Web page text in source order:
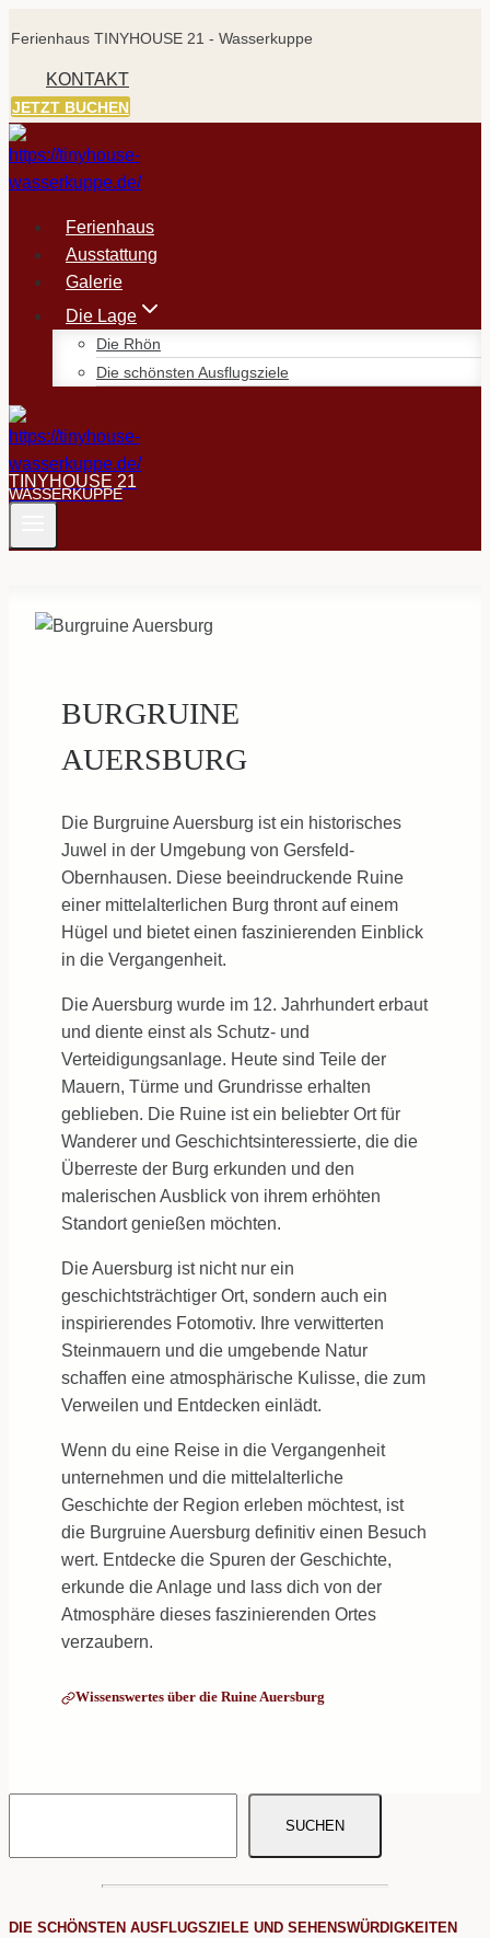
Inhalt
springen
Ferienhaus TINYHOUSE 21 - Wasserkuppe
KONTAKT
JETZT BUCHEN
Ferienhaus
Ausstattung
Galerie
Die Lage
Die Rhön
Die schönsten Ausflugsziele
TINYHOUSE 21
WASSERKUPPE
BURGRUINE
AUERSBURG
Die Burgruine Auersburg ist ein historisches
Juwel in der Umgebung von Gersfeld-
Obernhausen. Diese beeindruckende Ruine
einer mittelalterlichen Burg thront auf einem
Hügel und bietet einen faszinierenden Einblick
in die Vergangenheit.
Die Auersburg wurde im 12. Jahrhundert erbaut
und diente einst als Schutz- und
Verteidigungsanlage. Heute sind Teile der
Mauern, Türme und Grundrisse erhalten
geblieben. Die Ruine ist ein beliebter Ort für
Wanderer und Geschichtsinteressierte, die die
Überreste der Burg erkunden und den
malerischen Ausblick von ihrem erhöhten
Standort genießen möchten.
Die Auersburg ist nicht nur ein
geschichtsträchtiger Ort, sondern auch ein
inspirierendes Fotomotiv. Ihre verwitterten
Steinmauern und die umgebende Natur
schaffen eine atmosphärische Kulisse, die zum
Verweilen und Entdecken einlädt.
Wenn du eine Reise in die Vergangenheit
unternehmen und die mittelalterliche
Geschichte der Region erleben möchtest, ist
die Burgruine Auersburg definitiv einen Besuch
wert. Entdecke die Spuren der Geschichte,
erkunde die Anlage und lass dich von der
Atmosphäre dieses faszinierenden Ortes
verzaubern.
Wissenswertes über die Ruine Auersburg
SUCHEN
DIE SCHÖNSTEN AUSFLUGSZIELE UND SEHENSWÜRDIGKEITEN